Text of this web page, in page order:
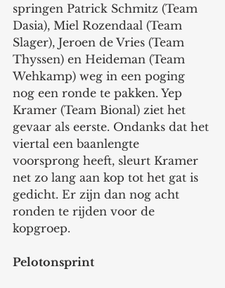
springen Patrick Schmitz (Team
Dasia), Miel Rozendaal (Team
Slager), Jeroen de Vries (Team
Thyssen) en Heideman (Team
Wehkamp) weg in een poging
nog een ronde te pakken. Yep
Kramer (Team Bional) ziet het
gevaar als eerste. Ondanks dat het
viertal een baanlengte
voorsprong heeft, sleurt Kramer
net zo lang aan kop tot het gat is
gedicht. Er zijn dan nog acht
ronden te rijden voor de
kopgroep.
Pelotonsprint